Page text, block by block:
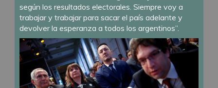
según los resultados electorales. Siempre voy a
trabajar y trabajar para sacar el país adelante y
devolver la esperanza a todos los argentinos”.